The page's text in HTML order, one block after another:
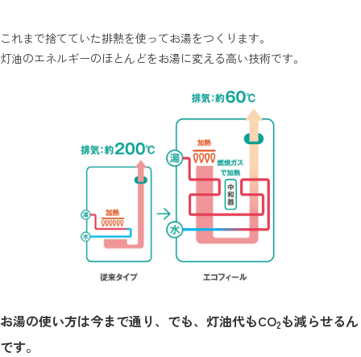
これまで捨てていた排熱を使ってお湯をつくります。
灯油のエネルギーのほとんどをお湯に変える高い技術です。
お湯の使い方は今まで通り、でも、灯油代もCO2も減らせるん
です。